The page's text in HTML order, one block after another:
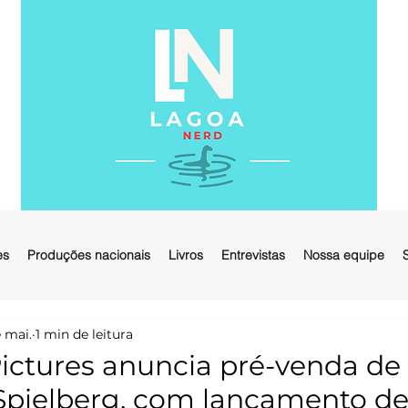
Produções nacionais Livros Entrevistas Nossa equipe
anuncia pré-venda de
com lançamento
mai. 1 min de leitura